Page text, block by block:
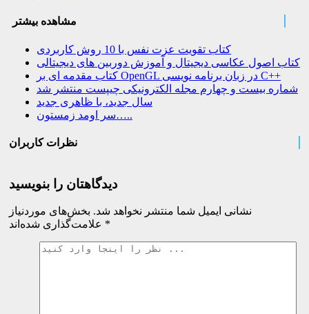
مشاهده بیشتر
کتاب تقویت عزت نفس با 10 روش کاربردی
کتاب اصول عکاسی دیجیتال و آموزش دوربین های دیجیتالی
کتاب مقدمه ای بر OpenGL در زبان برنامه نویسی C++
شماره بیست و چهارم مجله الکترونیکی چیپست منتشر شد
سال جدید، با ظاهری جدید
سر اومد زمستون…..
نظرات کاربران
دیدگاهتان را بنویسید
نشانی ایمیل شما منتشر نخواهد شد. بخش‌های موردنیاز
*